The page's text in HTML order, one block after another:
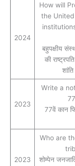
2024
How will
the
बहुपक्षीय
की
2023
Write a
77वें कान
2023
Who are
शोम्पेन